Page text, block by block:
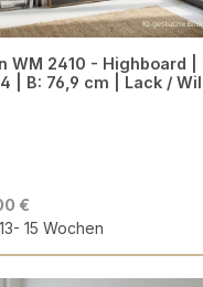
WM 2410 - Highboard |
| B: 76,9 cm | Lack /
€
15 Wochen